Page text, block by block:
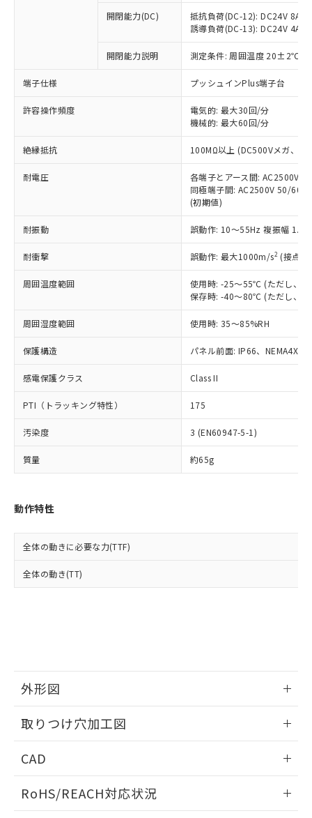
開閉能力(DC)
抵抗負荷(DC-12): DC24V 8A/
誘導負荷(DC-13): DC24V 4A/
開閉能力説明 測定条件: 周囲温度 20±2℃、
端子仕様 プッシュインPlus端子台
許容操作頻度
電気的: 最大30回/分
機械的: 最大60回/分
絶縁抵抗 100MΩ以上 (DC500Vメガ、点
耐電圧
各端子とアース間: AC2500V
同極端子間: AC2500V 50/
(初期値)
耐振動 誤動作: 10～55Hz 複振幅
耐衝撃 誤動作: 最大1000m/s2 (接点
周囲温度範囲
使用時: -25～55℃ (ただし、氷
保存時: -40～80℃ (ただし、氷
周囲湿度範囲 使用時: 35～85%RH
保護構造 パネル前面: IP66、NEMA4X,
感電保護クラス Class II
PTI（トラッキング特性） 175
汚染度 3 (EN60947-5-1)
質量 約65g
動作特性
全体の動きに必要な力(TTF)
全体の動き(TT)
外形図
取りつけ穴加工図
CAD
ドすることができます。
RoHS/REACH対応状況
商品の当社在庫状況および標準価格
(税抜)を提供させていただくもので
当社制御機器事業取扱商品の中には、
本サービスの対象外となる商品もある
ことをご了承ください。
在庫状況および標準価格照会結果は、
記載している更新日時点での社内デー
タに基づき作成されるものであり、閲
覧された時点での実際の在庫および標
準価格とは異なる場合があることをご
正式な納期状況および標準価格はお客
様のお取引先、またはお客様担当のオ
ムロン制御機器販売店・当社販売員に
オムロン制御機器販売店や当社販売拠
販売ネットワーク
」をご確認
在庫状況および標準価格結果を当社の
事前の承諾なく第三者に漏洩または開
示しないようお願いします。
マイパーツ機能（部品リスト作成サー
ビス）をご利用いただくには、I-Web
メンバーズにご登録されている必要が
あります。
お客様が当ウェブサイト上で当社にご
登録された部品リストについて、当社
および当社の共同利用者が、当社の製
品・サービスに関するお客様との取
引・商談に必要な範囲で利用すること
非含有の対応状況を調査中または確認中の
非該当品：ライセンス料など無形物で、有
害物質有無と関係のない商品です。
いたものが、含有品と判明した場合などや
むを得ず変更することがあります。
鉛(Pb) 1000ppm以下、 水銀(Hg) 1000ppm以下、 カド
六価クロム(Cr(Ⅵ)) 1000ppm以下、ポリ臭化ビフェニル
類(PBB) 1000ppm以下、ポリ臭化ジフェニルエーテル類
(PBDE) 1000ppm以下、フタル酸ビス(2-エチルヘキシ
ル) (DEHP)(別名：DOP) 1000ppm以下、フタル酸ブチ
ルベンジル（BBP） 1000ppm以下、フタル酸ジブチル
（DBP） 1000ppm以下、フタル酸ジイソブチル
但し、RoHS指令で産業用監視および制御機器に対する
図的な使用がないことを確認しています。
部品在庫の切り替え状況などにより、予定
月が前後することがあります。
※3 非含有証明書ダウンロード
下記の非含有証明書をダウンロードするこ
EU RoHS指令（10物質）の非含有証明書
ものではありません。
また、RoHS指令のフタル酸エステル類４
荷製品に未対応品が混在することから備考
「○」：最大均質材料含有率が中国RoHSの
基準値以下であることを示します。
「×」：最大均質材料含有率が中国RoHSの
基準値を超えていることを示します。
い合わせください。
*中国RoHS10物質の基準値 (GB/T26572)：
Pb(鉛) :1000ppm、 Hg(水銀) : 1000ppm、 Cd(カドミウ
ム) : 100ppm、
Cr(Ⅵ)(六価クロム) : 1000ppm、 PBBs(ポリ臭化ビフェ
ニル類) : 1000ppm、 PBDEs(ポリ臭化ジフェニルエーテ
DBP(フタル酸ジブチル) : 1000ppm、 DIBP(フタル酸ジ
イソブチル) : 1000ppm、 BBP(フタル酸ブチルベンジ
DEHP(フタル酸ビス(2-エチルヘキシル)) : 1000ppm
「ｅ」：有害物質（10物質）のすべてが基
準値以下であることを示します。
「10」：通常の使用状況下において有害物
質が外部に漏えいし、環境に深刻な影響を
及ぼさない年数を意味します。
「－」：未確認です。当社販売部門へお問
当社は、これら貴社製品のうち、外国
為替および外国貿易法に定める商品
（以下｢規制貨物等」という）を輸出
または国外への提供する場合は、日本
国政府の輸出許可(または役務取引許
可)を取得するなどの必要な手続きを
当社は規制貨物を破棄する場合は、完
全に破砕するなど、違法に輸出されな
いよう必要な手段を講じます。
当社は貴社製品を、核兵器、ミサイ
ル、化学兵器、生物兵器またはその他
武器並びにこれらの製造装置等に一切
当社は、貴社製品を第三者に販売する
場合は、上記1、2および3の内容を当
該第三者に通知します。また当社は、
販売先および販売に係わる関係者が違
法に輸出するおそれがある場合は、取
り引きをいたしません。
キャンセル
一定数以上の在庫あり
一定数には満たないが在庫あり
在庫なし(最新の在庫状況につ
いては、お客様のお取引先、ま
たはお客様担当のオムロン制御
機器販売店・当社販売員にご確
受注生産機種、また在庫状況の
情報を公開していない機種